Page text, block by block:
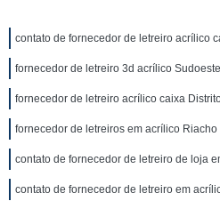
contato de fornecedor de letreiro acrílico
fornecedor de letreiro 3d acrílico Sudoeste
fornecedor de letreiro acrílico caixa
fornecedor de letreiros em acrílico Riacho
contato de fornecedor de letreiro de loja
contato de fornecedor de letreiro em